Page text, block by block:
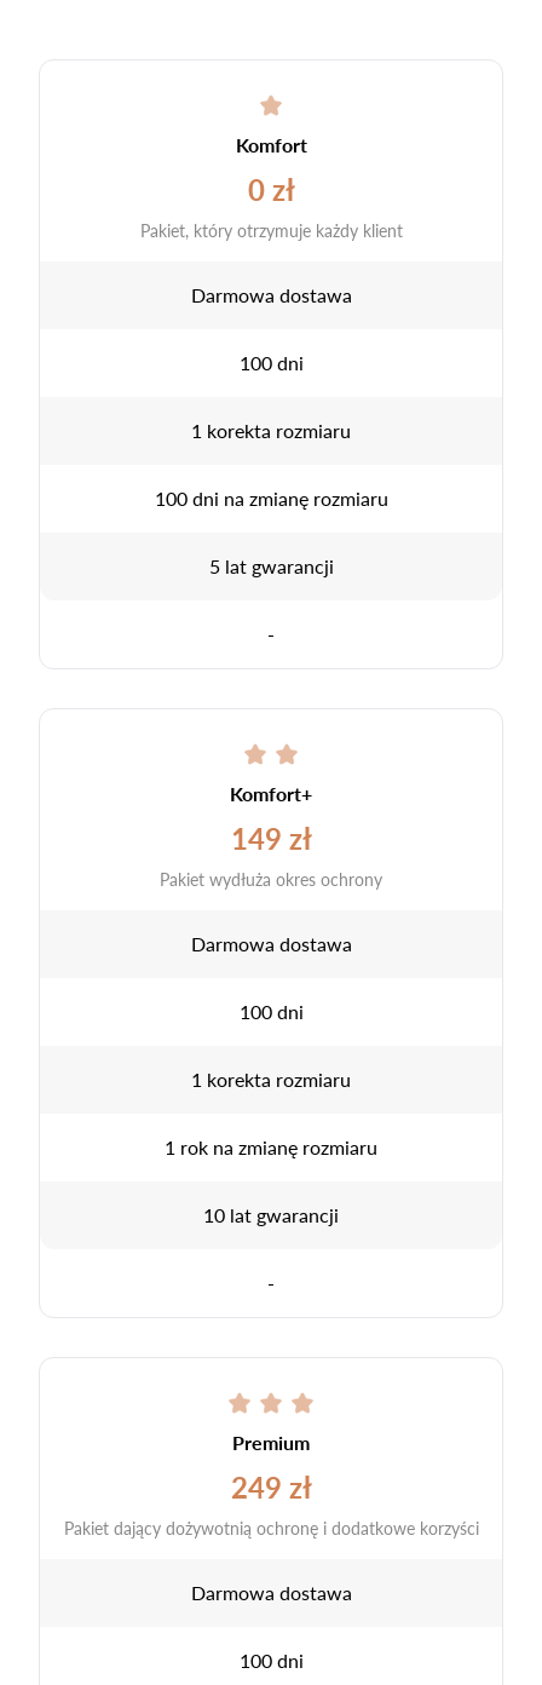
Komfort
0 zł
Pakiet, który otrzymuje każdy klient
Darmowa dostawa
100 dni
1 korekta rozmiaru
100 dni na zmianę rozmiaru
5 lat gwarancji
-
Komfort+
149 zł
Pakiet wydłuża okres ochrony
Darmowa dostawa
100 dni
1 korekta rozmiaru
1 rok na zmianę rozmiaru
10 lat gwarancji
-
Premium
249 zł
Pakiet dający dożywotnią ochronę i dodatkowe korzyści
Darmowa dostawa
100 dni